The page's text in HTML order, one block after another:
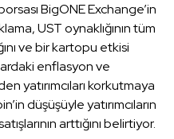
BigONE Exchange’in
UST oynaklığının tüm
ve bir kartopu etkisi
enflasyon ve
yatırımcıları korkutmaya
düşüşüyle ​​yatırımcıların
arttığını belirtiyor.